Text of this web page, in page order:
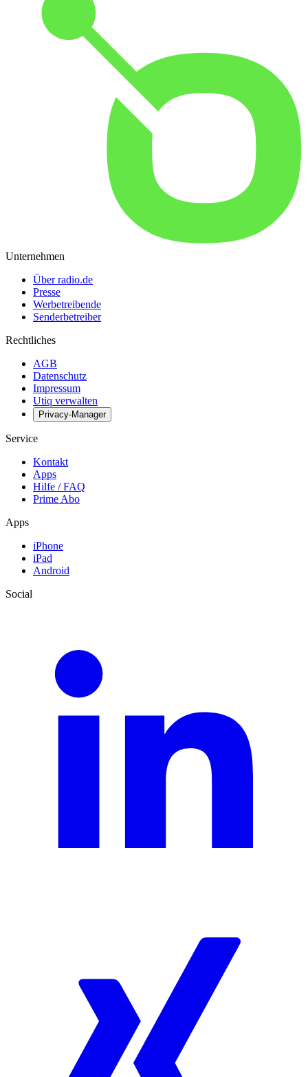
Unternehmen
Über radio.de
Presse
Werbetreibende
Senderbetreiber
Rechtliches
AGB
Datenschutz
Impressum
Utiq verwalten
Privacy-Manager
Service
Kontakt
Apps
Hilfe / FAQ
Prime Abo
Apps
iPhone
iPad
Android
Social